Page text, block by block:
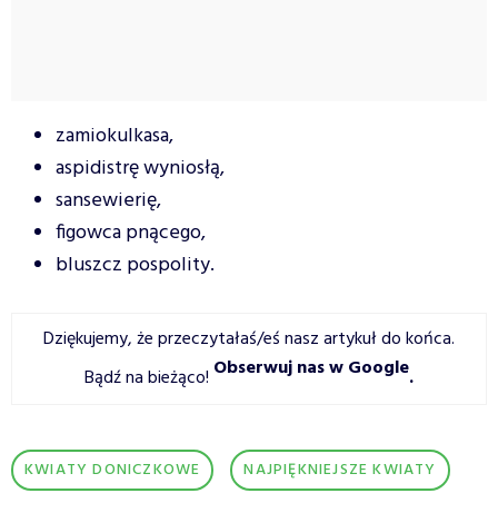
zamiokulkasa,
aspidistrę wyniosłą,
sansewierię,
figowca pnącego,
bluszcz pospolity.
Dziękujemy, że przeczytałaś/eś nasz artykuł do końca.
Bądź na bieżąco! Obserwuj nas w Google.
KWIATY DONICZKOWE NAJPIĘKNIEJSZE KWIATY